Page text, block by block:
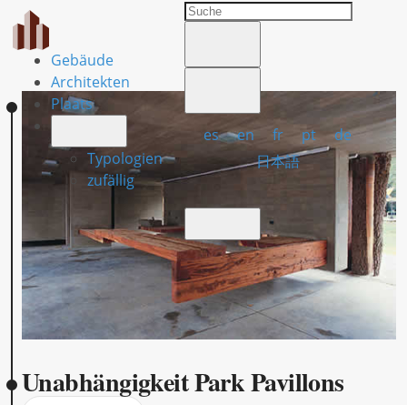
Gebäude
Architekten
Plaats
Typologien
zufällig
es en fr pt
de
日本語
Unabhängigkeit Park Pavillons